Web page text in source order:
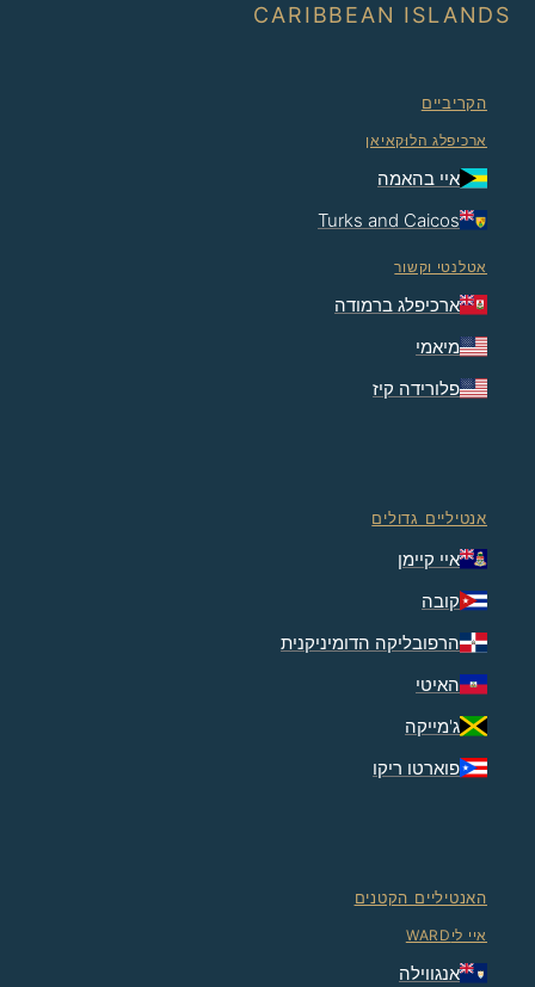
CARIBBEAN ISLANDS
הקריביים
ארכיפלג הלוּקאיאן
איי בהאמה
Turks and Caicos
אטלנטי וקשור
ארכיפלג ברמודה
מיאמי
פלורידה קיז
אנטיליים גדולים
איי קיימן
קובה
הרפובליקה הדומיניקנית
האיטי
ג'מייקה
פוארטו ריקו
האנטיליים הקטנים
איי ליWARD
אנגווילה